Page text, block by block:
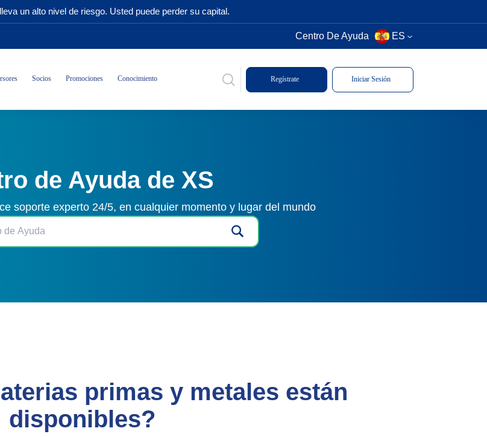
un alto nivel de riesgo. Usted puede perder su capital.
Centro De Ayuda ES
Socios Promociones Conocimiento Regístrate Iniciar Sesión
de Ayuda de XS
soporte experto 24/5, en cualquier momento y lugar del mundo
primas y metales están
disponibles?